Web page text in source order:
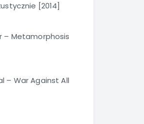
[2014]
– Metamorphosis
– War Against All